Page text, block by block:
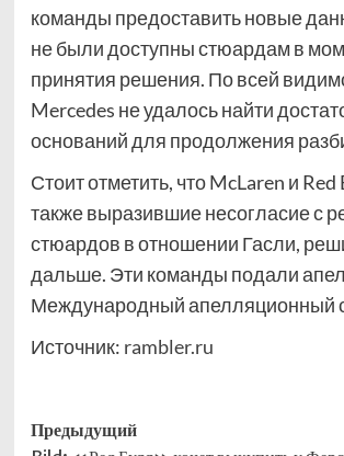
команды предоставить новые
не были доступны стюардам в
принятия решения. По всей
Mercedes не удалось найти
оснований для продолжения
Стоит отметить, что McLaren и Red
также выразившие несогласие с
стюардов в отношении Гасли,
дальше. Эти команды подали
Международный апелляционный
Источник: rambler.ru
Навигация
Предыдущий